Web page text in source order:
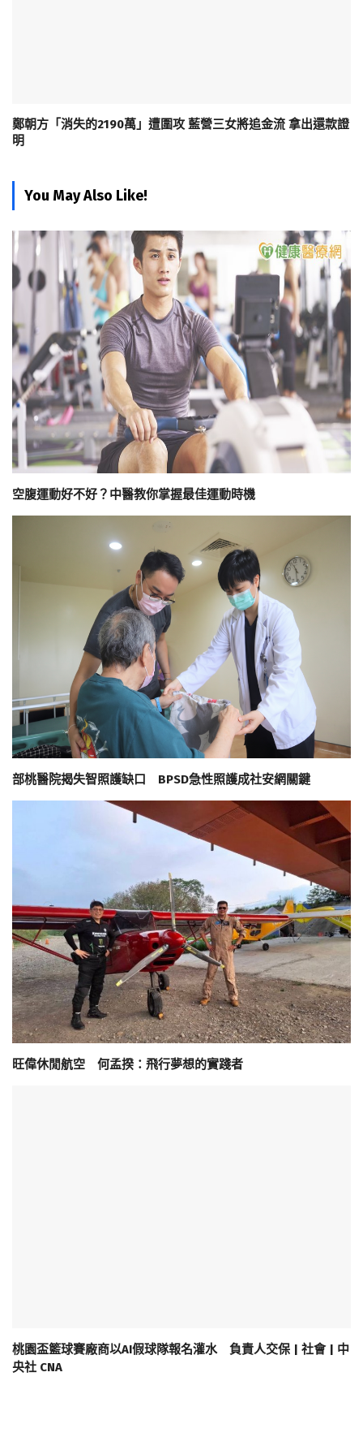
鄭朝方「消失的2190萬」遭圍攻 藍營三女將追金流 拿出還款證
明
You May Also Like!
空腹運動好不好？中醫教你掌握最佳運動時機
部桃醫院揭失智照護缺口 BPSD急性照護成社安網關鍵
旺偉休閒航空 何孟揆：飛行夢想的實踐者
桃園盃籃球賽廠商以AI假球隊報名灌水 負責人交保 | 社會 | 中
央社 CNA